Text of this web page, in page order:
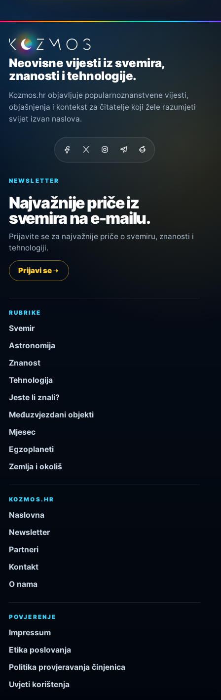
Podnožje stranice
Neovisne vijesti iz svemira,
znanosti i tehnologije.
Kozmos.hr objavljuje popularnoznanstvene vijesti,
objašnjenja i kontekst za čitatelje koji žele razumjeti
svijet izvan naslova.
NEWSLETTER
Najvažnije priče iz
svemira na e-mailu.
Prijavite se za najvažnije priče o svemiru, znanosti i
tehnologiji.
Prijavi se
RUBRIKE
Svemir
Astronomija
Znanost
Tehnologija
Jeste li znali?
Međuzvjezdani objekti
Mjesec
Egzoplaneti
Zemlja i okoliš
KOZMOS.HR
Naslovna
Newsletter
Partneri
Kontakt
O nama
POVJERENJE
Impressum
Etika poslovanja
Politika provjeravanja činjenica
Uvjeti korištenja